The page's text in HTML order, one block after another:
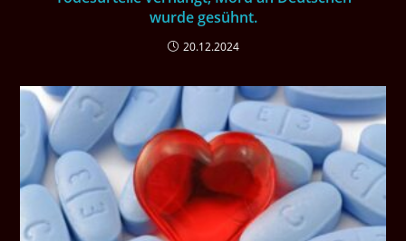
wurde gesühnt.
20.12.2024